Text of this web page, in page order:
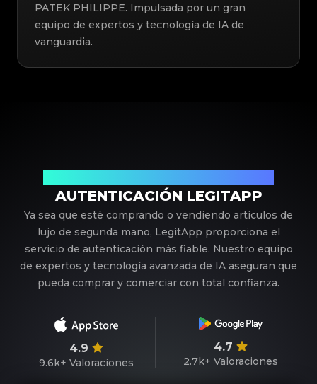
PATEK PHILIPPE. Impulsada por un gran
equipo de expertos y tecnología de IA de
vanguardia.
AUTENTICACIÓN LEGITAPP
Ya sea que esté comprando o vendiendo artículos de
lujo de segunda mano, LegitApp proporciona el
servicio de autenticación más fiable. Nuestro equipo
de expertos y tecnología avanzada de IA aseguran que
pueda comprar y comerciar con total confianza.
4.9
9.6k+ Valoraciones
4.7
2.7k+ Valoraciones